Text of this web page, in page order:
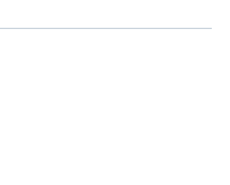
టికెట్‌ దర్శనం లైన్లు